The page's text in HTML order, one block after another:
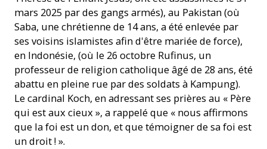
mars 2025 par des gangs armés), au Pakistan (où
Saba, une chrétienne de 14 ans, a été enlevée par
ses voisins islamistes afin d'être mariée de force),
en Indonésie, (où le 26 octobre Rufinus, un
professeur de religion catholique âgé de 28 ans, été
abattu en pleine rue par des soldats à Kampung).
Le cardinal Koch, en adressant ses prières au « Père
qui est aux cieux », a rappelé que « nous affirmons
que la foi est un don, et que témoigner de sa foi est
un droit ! ».